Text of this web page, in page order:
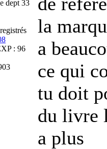
dept 33
: 96
la
a
ce qui
tu doit
du livre
a plus